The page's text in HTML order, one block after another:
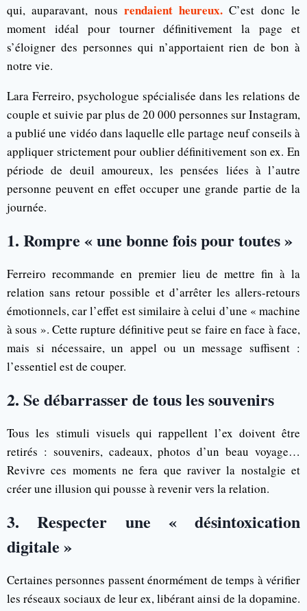
qui, auparavant, nous rendaient heureux. C’est donc le
moment idéal pour tourner définitivement la page et
s’éloigner des personnes qui n’apportaient rien de bon à
notre vie.
Lara Ferreiro, psychologue spécialisée dans les relations de
couple et suivie par plus de 20 000 personnes sur Instagram,
a publié une vidéo dans laquelle elle partage neuf conseils à
appliquer strictement pour oublier définitivement son ex. En
période de deuil amoureux, les pensées liées à l’autre
personne peuvent en effet occuper une grande partie de la
journée.
1. Rompre « une bonne fois pour toutes »
Ferreiro recommande en premier lieu de mettre fin à la
relation sans retour possible et d’arrêter les allers-retours
émotionnels, car l’effet est similaire à celui d’une « machine
à sous ». Cette rupture définitive peut se faire en face à face,
mais si nécessaire, un appel ou un message suffisent :
l’essentiel est de couper.
2. Se débarrasser de tous les souvenirs
Tous les stimuli visuels qui rappellent l’ex doivent être
retirés : souvenirs, cadeaux, photos d’un beau voyage…
Revivre ces moments ne fera que raviver la nostalgie et
créer une illusion qui pousse à revenir vers la relation.
3. Respecter une « désintoxication
digitale »
Certaines personnes passent énormément de temps à vérifier
les réseaux sociaux de leur ex, libérant ainsi de la dopamine.